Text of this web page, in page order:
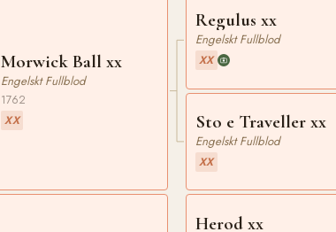
Morwick Ball xx
Engelskt Fullblod
1762
XX
Regulus xx
Engelskt Fullblod
XX
Sto e Traveller xx
Engelskt Fullblod
XX
Herod xx